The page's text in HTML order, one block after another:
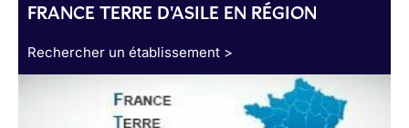
FRANCE TERRE D'ASILE EN RÉGION
Rechercher un établissement >